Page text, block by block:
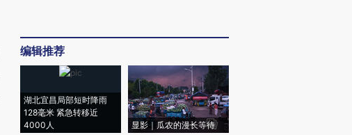
编辑推荐
湖北宜昌局部短时降雨
128毫米 紧急转移近
4000人
显影｜瓜农的漫长等待